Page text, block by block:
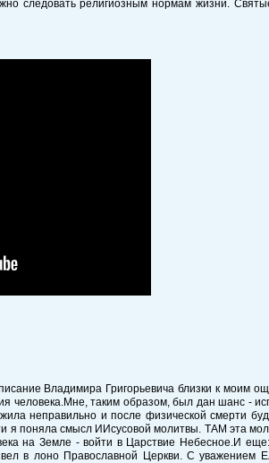
следовать религиозным нормам жизни.
Владимира Григорьевича близки к моим
человека.Мне, таким образом, был дан шанс -
неправильно и после физической смерти
я поняла смысл ИИсусовой молитвы. ТАМ эта
на Земле - войти в Царствие Небесное.И
в лоно Православной Церкви. С уважением